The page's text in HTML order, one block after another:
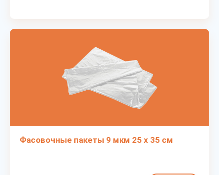
Фасовочные пакеты 9 мкм 25 х 35 см